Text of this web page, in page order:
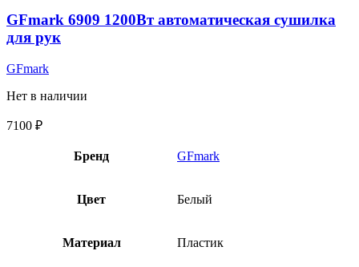
GFmark 6909 1200Вт автоматическая сушилка
для рук
GFmark
Нет в наличии
7100 ₽
Бренд GFmark
Цвет Белый
Материал Пластик